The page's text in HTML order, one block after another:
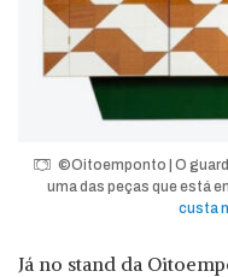
©Oitoemponto | O
uma das peças que está
custa
Já no stand da